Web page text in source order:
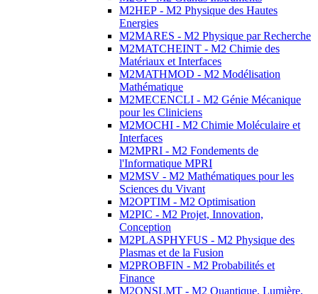
M2HEP - M2 Physique des Hautes
Energies
M2MARES - M2 Physique par Recherche
M2MATCHEINT - M2 Chimie des
Matériaux et Interfaces
M2MATHMOD - M2 Modélisation
Mathématique
M2MECENCLI - M2 Génie Mécanique
pour les Cliniciens
M2MOCHI - M2 Chimie Moléculaire et
Interfaces
M2MPRI - M2 Fondements de
l'Informatique MPRI
M2MSV - M2 Mathématiques pour les
Sciences du Vivant
M2OPTIM - M2 Optimisation
M2PIC - M2 Projet, Innovation,
Conception
M2PLASPHYFUS - M2 Physique des
Plasmas et de la Fusion
M2PROBFIN - M2 Probabilités et
Finance
M2QNSLMT - M2 Quantique, Lumière,